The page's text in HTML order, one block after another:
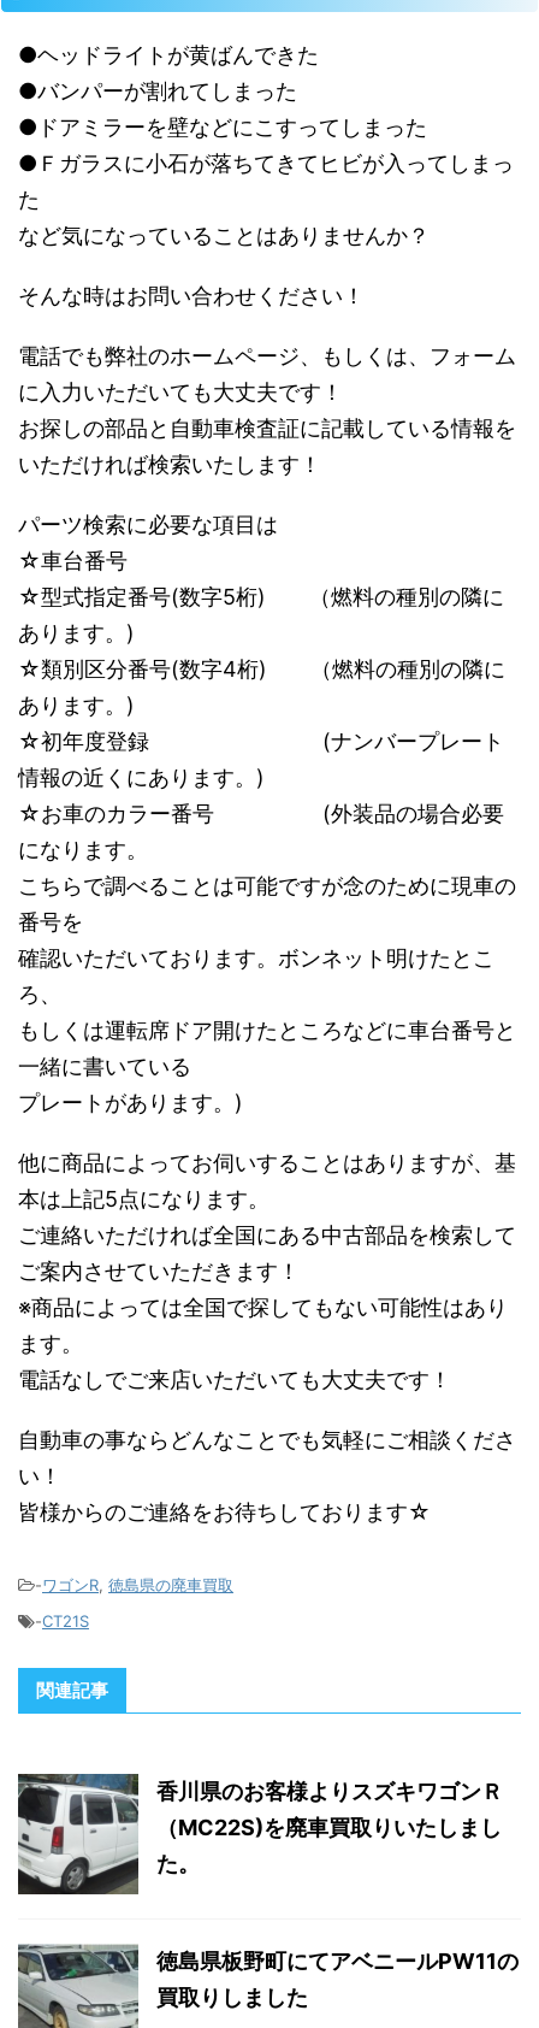
●ヘッドライトが黄ばんできた
●バンパーが割れてしまった
●ドアミラーを壁などにこすってしまった
●Ｆガラスに小石が落ちてきてヒビが入ってしまっ
た
など気になっていることはありませんか？
そんな時はお問い合わせください！
電話でも弊社のホームページ、もしくは、フォーム
に入力いただいても大丈夫です！
お探しの部品と自動車検査証に記載している情報を
いただければ検索いたします！
パーツ検索に必要な項目は
☆車台番号
☆型式指定番号(数字5桁) （燃料の種別の隣に
あります。)
☆類別区分番号(数字4桁) （燃料の種別の隣に
あります。)
☆初年度登録 (ナンバープレート
情報の近くにあります。)
☆お車のカラー番号 (外装品の場合必要
になります。
こちらで調べることは可能ですが念のために現車の
番号を
確認いただいております。ボンネット明けたとこ
ろ、
もしくは運転席ドア開けたところなどに車台番号と
一緒に書いている
プレートがあります。)
他に商品によってお伺いすることはありますが、基
本は上記5点になります。
ご連絡いただければ全国にある中古部品を検索して
ご案内させていただきます！
※商品によっては全国で探してもない可能性はあり
ます。
電話なしでご来店いただいても大丈夫です！
自動車の事ならどんなことでも気軽にご相談くださ
い！
皆様からのご連絡をお待ちしております☆
-ワゴンR, 徳島県の廃車買取
-CT21S
関連記事
香川県のお客様よりスズキワゴンＲ
（MC22S)を廃車買取りいたしまし
た。
徳島県板野町にてアベニールPW11の
買取りしました